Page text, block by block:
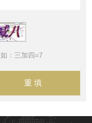
：三加四=7